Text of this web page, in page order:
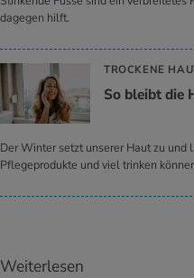
dagegen hilft.
TROCKENE
So bleibt die
Der Winter setzt unserer Haut zu und
Pflegeprodukte und viel trinken
Weiterlesen